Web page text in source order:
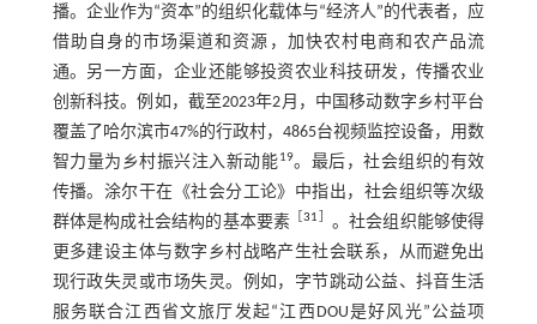
播。企业作为“资本”的组织化载体与“经济人”的代表者，应
借助自身的市场渠道和资源，加快农村电商和农产品流
通。另一方面，企业还能够投资农业科技研发，传播农业
创新科技。例如，截至2023年2月，中国移动数字乡村平台
覆盖了哈尔滨市47%的行政村，4865台视频监控设备，用数
智力量为乡村振兴注入新动能19。最后，社会组织的有效
传播。涂尔干在《社会分工论》中指出，社会组织等次级
群体是构成社会结构的基本要素 ［31
。社会组织能够使得
更多建设主体与数字乡村战略产生社会联系，从而避免出
现行政失灵或市场失灵。例如，字节跳动公益、抖音生活
服务联合江西省文旅厅发起“江西DOU是好风光”公益项